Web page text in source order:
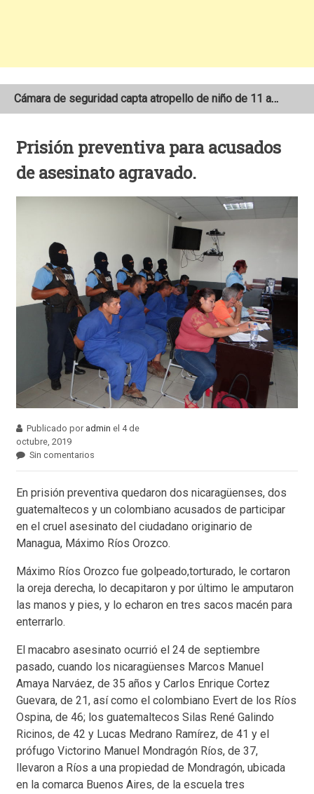
Cámara de seguridad capta atropello de niño de 11 años en el sector Las 3M de Matagalpa
Encuentran sin vida a anciano de 94 años reportado como desaparecido en San Juan del Río Coco
Prisión preventiva para acusados
de asesinato agravado.
Publicado por admin el 4 de
octubre, 2019
Sin comentarios
En prisión preventiva quedaron dos nicaragüenses, dos
guatemaltecos y un colombiano acusados de participar
en el cruel asesinato del ciudadano originario de
Managua, Máximo Ríos Orozco.
Máximo Ríos Orozco fue golpeado,torturado, le cortaron
la oreja derecha, lo decapitaron y por último le amputaron
las manos y pies, y lo echaron en tres sacos macén para
enterrarlo.
El macabro asesinato ocurrió el 24 de septiembre
pasado, cuando los nicaragüenses Marcos Manuel
Amaya Narváez, de 35 años y Carlos Enrique Cortez
Guevara, de 21, así como el colombiano Evert de los Ríos
Ospina, de 46; los guatemaltecos Silas René Galindo
Ricinos, de 42 y Lucas Medrano Ramírez, de 41 y el
prófugo Victorino Manuel Mondragón Ríos, de 37,
llevaron a Ríos a una propiedad de Mondragón, ubicada
en la comarca Buenos Aires, de la escuela tres